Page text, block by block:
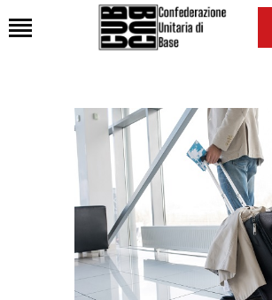
HOME
CHI SIAMO
SEDI
NEWS
PODCAST CUB
TG CUB
INTERNAZIONALE